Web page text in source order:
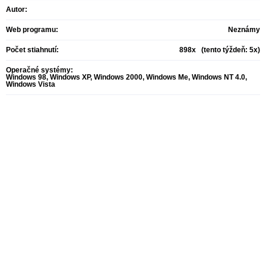
Autor:
Web programu: Neznámy
Počet stiahnutí: 898x (tento týždeň: 5x)
Operačné systémy:
Windows 98, Windows XP, Windows 2000, Windows Me, Windows NT 4.0,
Windows Vista